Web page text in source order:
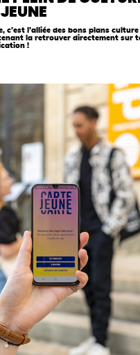
c’est l’alliée des bons plans
la retrouver directement sur
!